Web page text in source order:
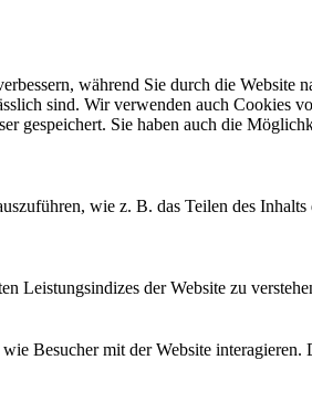
während Sie durch die
sind. Wir verwenden auch Cookies
gespeichert. Sie haben auch die
wie z. B. das Teilen des
Leistungsindizes der Website zu
Besucher mit der Website